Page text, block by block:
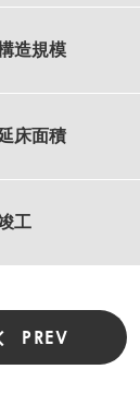
造規模
床面積
工
PREV